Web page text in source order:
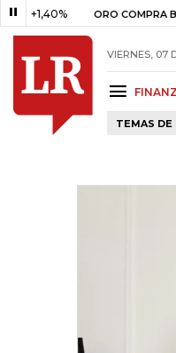
ORO COMPRA BANCO
VIERNES, 07
TEMAS DE